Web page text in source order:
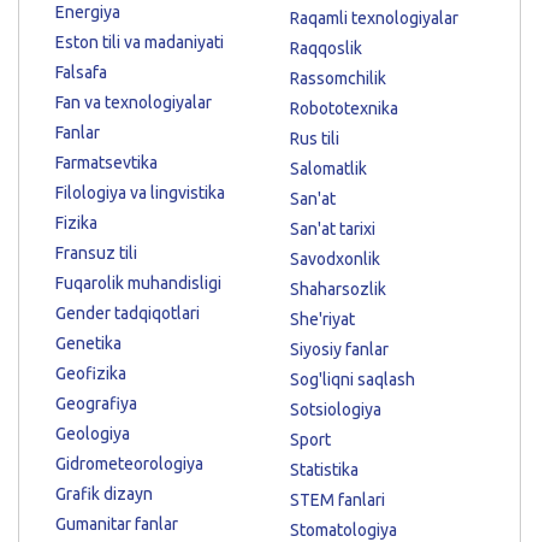
Energiya
Eston tili va madaniyati
Falsafa
Fan va texnologiyalar
Fanlar
Farmatsevtika
Filologiya va lingvistika
Fizika
Fransuz tili
Fuqarolik muhandisligi
Gender tadqiqotlari
Genetika
Geofizika
Geografiya
Geologiya
Gidrometeorologiya
Grafik dizayn
Gumanitar fanlar
Raqamli texnologiyalar
Raqqoslik
Rassomchilik
Robototexnika
Rus tili
Salomatlik
San'at
San'at tarixi
Savodxonlik
Shaharsozlik
She'riyat
Siyosiy fanlar
Sog'liqni saqlash
Sotsiologiya
Sport
Statistika
STEM fanlari
Stomatologiya